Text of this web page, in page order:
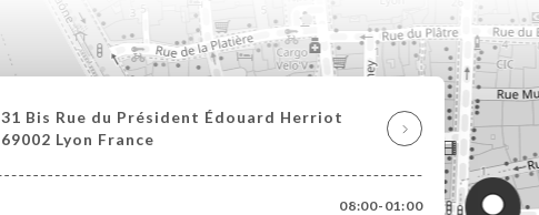
31 Bis Rue du Président Édouard Herriot
69002 Lyon France
08:00-01:00